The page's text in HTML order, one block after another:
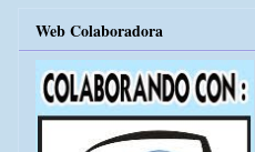
Web Colaboradora